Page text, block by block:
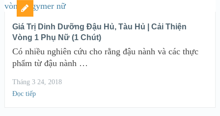
Giá Trị Dinh Dưỡng Đậu Hủ, Tàu Hủ | Cải Thiện
Vòng 1 Phụ Nữ (1 Chút)
Có nhiều nghiên cứu cho rằng đậu nành và các thực
phẩm từ đậu nành …
Tháng 3 24, 2018
Đọc tiếp